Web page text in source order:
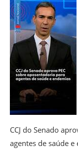
CCJ do Senado
agentes de saúde e